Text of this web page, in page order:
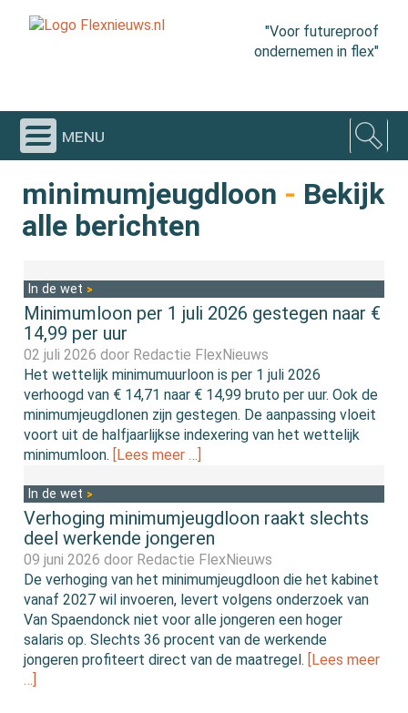
"Voor futureproof
ondernemen in flex"
menu
minimumjeugdloon - Bekijk
alle berichten
In de wet
Minimumloon per 1 juli 2026 gestegen naar €
14,99 per uur
02 juli 2026 door Redactie FlexNieuws
Het wettelijk minimumuurloon is per 1 juli 2026
verhoogd van € 14,71 naar € 14,99 bruto per uur. Ook de
minimumjeugdlonen zijn gestegen. De aanpassing vloeit
voort uit de halfjaarlijkse indexering van het wettelijk
minimumloon. [Lees meer …]
In de wet
Verhoging minimumjeugdloon raakt slechts
deel werkende jongeren
09 juni 2026 door Redactie FlexNieuws
De verhoging van het minimumjeugdloon die het kabinet
vanaf 2027 wil invoeren, levert volgens onderzoek van
Van Spaendonck niet voor alle jongeren een hoger
salaris op. Slechts 36 procent van de werkende
jongeren profiteert direct van de maatregel. [Lees meer
…]